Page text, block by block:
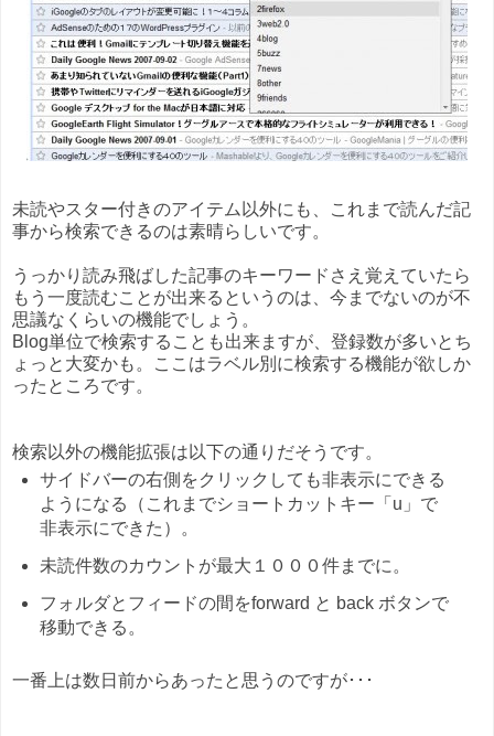
未読やスター付きのアイテム以外にも、これまで読んだ記
事から検索できるのは素晴らしいです。
うっかり読み飛ばした記事のキーワードさえ覚えていたら
もう一度読むことが出来るというのは、今までないのが不
思議なくらいの機能でしょう。
Blog単位で検索することも出来ますが、登録数が多いとち
ょっと大変かも。ここはラベル別に検索する機能が欲しか
ったところです。
検索以外の機能拡張は以下の通りだそうです。
サイドバーの右側をクリックしても非表示にできる
ようになる（これまでショートカットキー「u」で
非表示にできた）。
未読件数のカウントが最大１０００件までに。
フォルダとフィードの間をforward と back ボタンで
移動できる。
一番上は数日前からあったと思うのですが･･･